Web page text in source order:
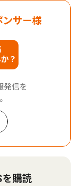
サー様
？
発信を
を購読